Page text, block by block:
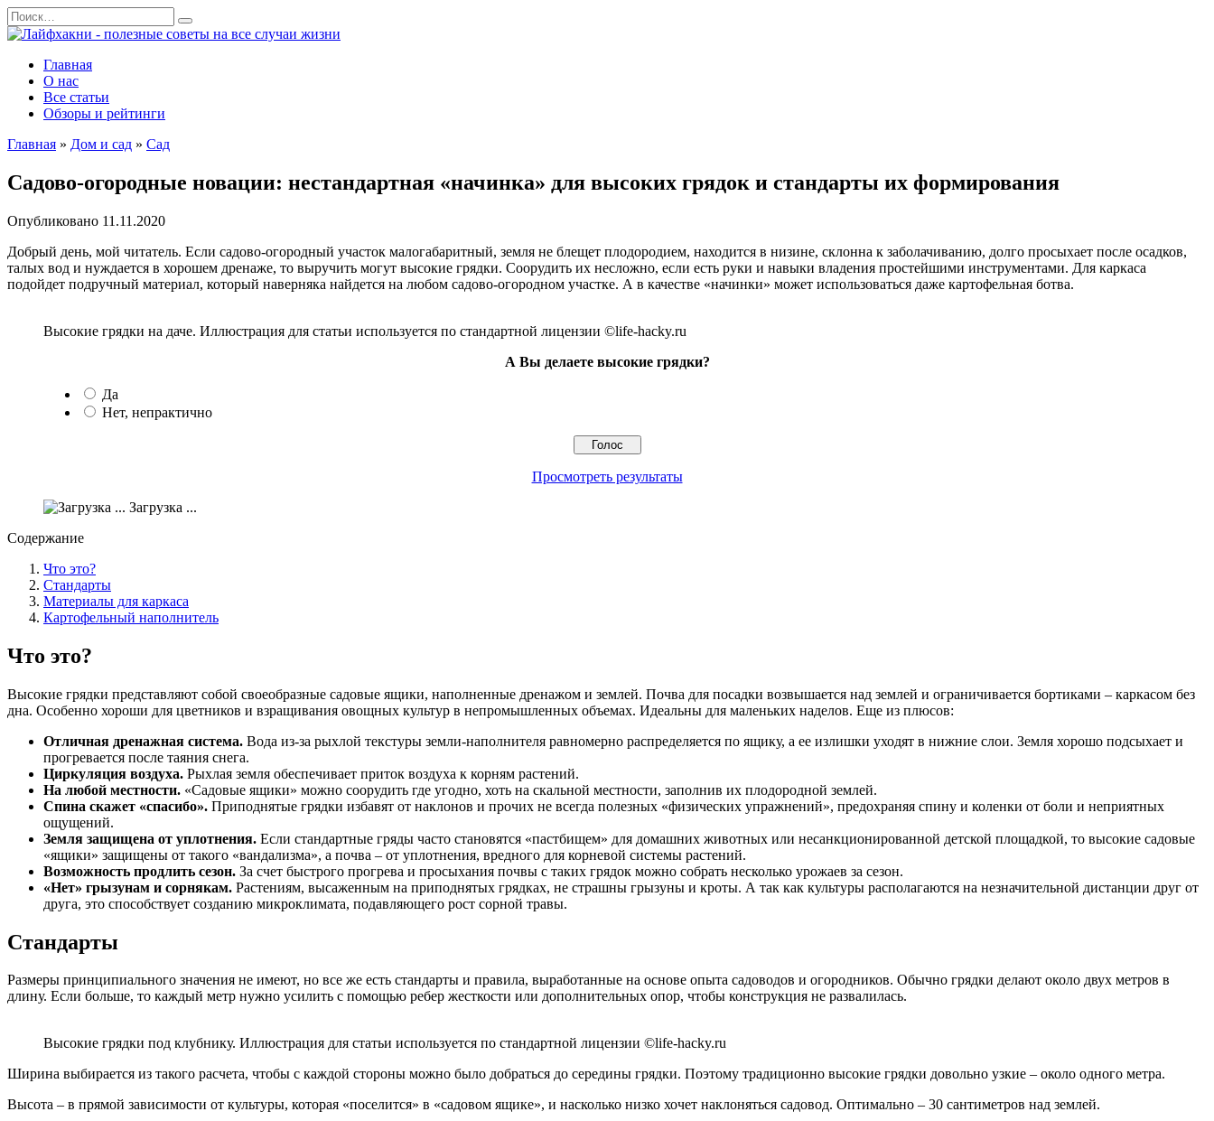
Перейти
к
содержанию
Search
for:
Главная
О нас
Все статьи
Обзоры и рейтинги
Главная » Дом и сад » Сад
Садово-огородные новации: нестандартная «начинка» для высоких грядок и стандарты их формирования
Опубликовано 11.11.2020
Добрый день, мой читатель. Если садово-огородный участок малогабаритный, земля не блещет плодородием, находится в низине, склонна к заболачиванию, долго просыхает после осадков,
талых вод и нуждается в хорошем дренаже, то выручить могут высокие грядки. Соорудить их несложно, если есть руки и навыки владения простейшими инструментами. Для каркаса
подойдет подручный материал, который наверняка найдется на любом садово-огородном участке. А в качестве «начинки» может использоваться даже картофельная ботва.
Высокие грядки на даче. Иллюстрация для статьи используется по стандартной лицензии ©life-hacky.ru
А Вы делаете высокие грядки?
Да
Нет, непрактично
Просмотреть результаты
Загрузка ...
Содержание
Что это?
Стандарты
Материалы для каркаса
Картофельный наполнитель
Что это?
Высокие грядки представляют собой своеобразные садовые ящики, наполненные дренажом и землей. Почва для посадки возвышается над землей и ограничивается бортиками – каркасом без
дна. Особенно хороши для цветников и взращивания овощных культур в непромышленных объемах. Идеальны для маленьких наделов. Еще из плюсов:
Отличная дренажная система. Вода из-за рыхлой текстуры земли-наполнителя равномерно распределяется по ящику, а ее излишки уходят в нижние слои. Земля хорошо подсыхает и
прогревается после таяния снега.
Циркуляция воздуха. Рыхлая земля обеспечивает приток воздуха к корням растений.
На любой местности. «Садовые ящики» можно соорудить где угодно, хоть на скальной местности, заполнив их плодородной землей.
Спина скажет «спасибо». Приподнятые грядки избавят от наклонов и прочих не всегда полезных «физических упражнений», предохраняя спину и коленки от боли и неприятных
ощущений.
Земля защищена от уплотнения. Если стандартные гряды часто становятся «пастбищем» для домашних животных или несанкционированной детской площадкой, то высокие садовые
«ящики» защищены от такого «вандализма», а почва – от уплотнения, вредного для корневой системы растений.
Возможность продлить сезон. За счет быстрого прогрева и просыхания почвы с таких грядок можно собрать несколько урожаев за сезон.
«Нет» грызунам и сорнякам. Растениям, высаженным на приподнятых грядках, не страшны грызуны и кроты. А так как культуры располагаются на незначительной дистанции друг от
друга, это способствует созданию микроклимата, подавляющего рост сорной травы.
Стандарты
Размеры принципиального значения не имеют, но все же есть стандарты и правила, выработанные на основе опыта садоводов и огородников. Обычно грядки делают около двух метров в
длину. Если больше, то каждый метр нужно усилить с помощью ребер жесткости или дополнительных опор, чтобы конструкция не развалилась.
Высокие грядки под клубнику. Иллюстрация для статьи используется по стандартной лицензии ©life-hacky.ru
Ширина выбирается из такого расчета, чтобы с каждой стороны можно было добраться до середины грядки. Поэтому традиционно высокие грядки довольно узкие – около одного метра.
Высота – в прямой зависимости от культуры, которая «поселится» в «садовом ящике», и насколько низко хочет наклоняться садовод. Оптимально – 30 сантиметров над землей.